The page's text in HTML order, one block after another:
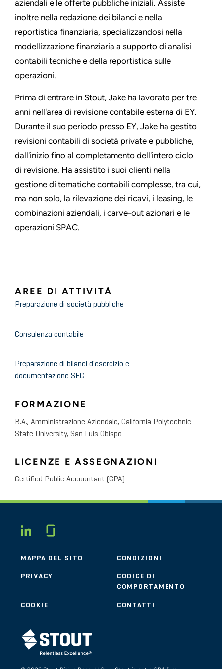
aziendali e le offerte pubbliche iniziali. Assiste
inoltre nella redazione dei bilanci e nella
reportistica finanziaria, specializzandosi nella
modellizzazione finanziaria a supporto di analisi
contabili tecniche e della reportistica sulle
operazioni.
Prima di entrare in Stout, Jake ha lavorato per tre
anni nell'area di revisione contabile esterna di EY.
Durante il suo periodo presso EY, Jake ha gestito
revisioni contabili di società private e pubbliche,
dall'inizio fino al completamento dell'intero ciclo
di revisione. Ha assistito i suoi clienti nella
gestione di tematiche contabili complesse, tra cui,
ma non solo, la rilevazione dei ricavi, i leasing, le
combinazioni aziendali, i carve-out azionari e le
operazioni SPAC.
AREE DI ATTIVITÀ
Preparazione di società pubbliche
Consulenza contabile
Preparazione di bilanci d'esercizio e
documentazione SEC
FORMAZIONE
B.A., Amministrazione Aziendale, California Polytechnic
State University, San Luis Obispo
LICENZE E ASSEGNAZIONI
Certified Public Accountant (CPA)
LINKEDIN
MAPPA DEL SITO CONDIZIONI
PRIVACY
CODICE DI
COMPORTAMENTO
COOKIE CONTATTI
STOUT LOGO